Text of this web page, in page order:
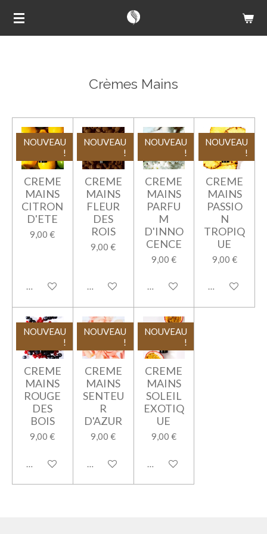
Passer
Crèmes Mains
NOUVEAU
!
CREME
MAINS
CITRON
D'ETE
9,00 €
M'avertir si disponible
NOUVEAU
!
CREME
MAINS
FLEUR
DES
ROIS
9,00 €
Ajouter au panier
NOUVEAU
!
CREME
MAINS
PARFU
M
D'INNO
CENCE
9,00 €
Ajouter au panier
NOUVEAU
!
CREME
MAINS
PASSIO
N
TROPIQ
UE
9,00 €
Ajouter au
NOUVEAU
!
CREME
MAINS
ROUGE
DES
BOIS
9,00 €
Ajouter au panier
NOUVEAU
!
CREME
MAINS
SENTEU
R
D'AZUR
9,00 €
Ajouter au panier
NOUVEAU
!
CREME
MAINS
SOLEIL
EXOTIQ
UE
9,00 €
Ajouter au panier